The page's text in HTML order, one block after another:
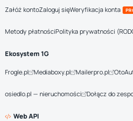
Załóż kontoZaloguj sięWeryfikacja konta
Metody płatnościPolityka prywatności
Ekosystem 1G
Frogle.pl Mediaboxy.pl Mailerpro.pl
osiedlo.pl — nieruchomości Dołącz do
Web API